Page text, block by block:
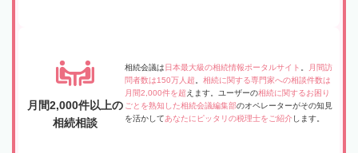
月間2,000件以上の
相続相談
相続会議は 日本最大級の相続情報ポータルサイト
月間訪
問者数は150万人超
相続に関する専門家への相談件数は
月間2,000件を超 えます。ユーザーの相続に関するお困り
ごとを熟知した相続会議編集部のオペレーターがその知見
を活かしてあなたにピッタリの税理士をご紹介 します。